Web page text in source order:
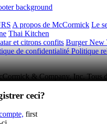
A propos de McCormick Le
Thai Kitchen
et citrons confits Burger New
de confidentialitéPolitique
& Company, Inc. Tous
ceci?
first